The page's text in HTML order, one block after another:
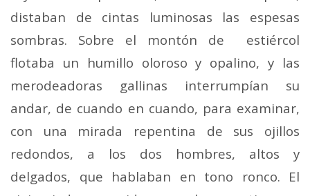
distaban de cintas luminosas las espesas
sombras. Sobre el montón de estiércol
flotaba un humillo oloroso y opalino, y las
merodeadoras gallinas interrumpían su
andar, de cuando en cuando, para examinar,
con una mirada repentina de sus ojillos
redondos, a los dos hombres, altos y
delgados, que hablaban en tono ronco. El